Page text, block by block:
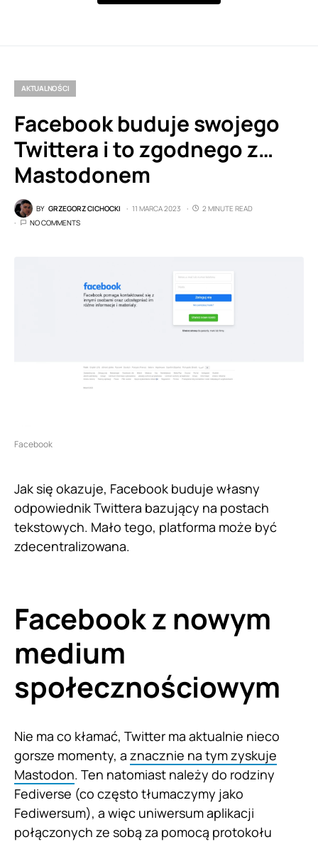
AKTUALNOŚCI
Facebook buduje swojego
Twittera i to zgodnego z…
Mastodonem
BY GRZEGORZ CICHOCKI 11 MARCA 2023
2 MINUTE READ
NO COMMENTS
Facebook
Jak się okazuje, Facebook buduje własny
odpowiednik Twittera bazujący na postach
tekstowych. Mało tego, platforma może być
zdecentralizowana.
Facebook z nowym
medium
społecznościowym
Nie ma co kłamać, Twitter ma aktualnie nieco
gorsze momenty, a znacznie na tym zyskuje
Mastodon. Ten natomiast należy do rodziny
Fediverse (co często tłumaczymy jako
Fediwersum), a więc uniwersum aplikacji
połączonych ze sobą za pomocą protokołu